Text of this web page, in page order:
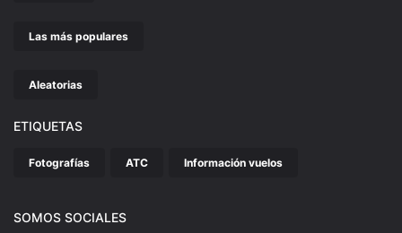
Las más populares
Aleatorias
ETIQUETAS
Fotografías ATC Información vuelos
SOMOS SOCIALES